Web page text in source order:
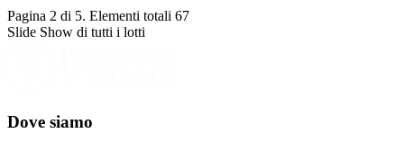
Pagina 2 di 5. Elementi totali 67
Slide Show di tutti i lotti
Dove siamo